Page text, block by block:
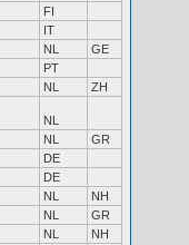
FI
IT
NL
GE
PT
NL ZH
NL
NL
GR
DE
DE
NL
NH
NL
GR
NL
NH